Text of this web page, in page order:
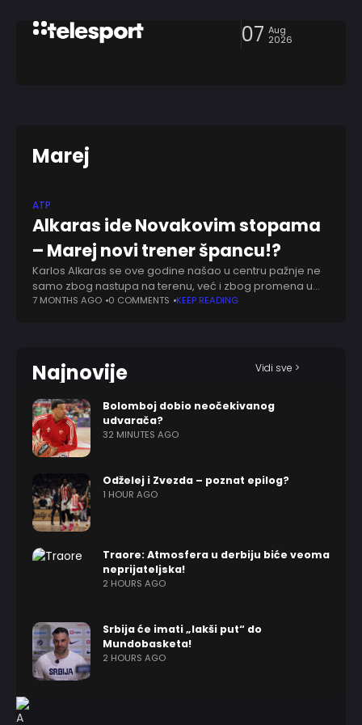
07 Aug
2026
Marej
ATP
Alkaras ide Novakovim stopama
– Marej novi trener špancu!?
Karlos Alkaras se ove godine našao u centru pažnje ne
samo zbog nastupa na terenu, već i zbog promena u
svom stručnom timu, nakon što je došlo do raskida
7 MONTHS AGO 0 COMMENTS KEEP READING
Najnovije Vidi sve >
Bolomboj dobio neočekivanog
udvarača?
32 MINUTES AGO
Odželej i Zvezda – poznat epilog?
1 HOUR AGO
Traore: Atmosfera u derbiju biće veoma
neprijateljska!
2 HOURS AGO
Srbija će imati „lakši put“ do
Mundobasketa!
2 HOURS AGO